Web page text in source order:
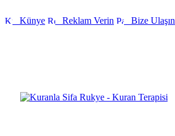
Künye Reklam Verin Bize Ulaşın